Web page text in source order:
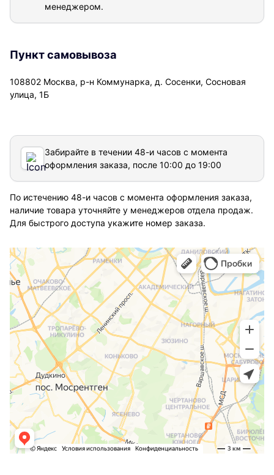
менеджером.
Пункт самовывоза
108802 Москва, р-н Коммунарка, д. Сосенки, Сосновая
улица, 1Б
Забирайте в течении 48-и часов с момента
оформления заказа, после 10:00 до 19:00
По истечению 48-и часов с момента оформления заказа,
наличие товара уточняйте у менеджеров отдела продаж.
Для быстрого доступа укажите номер заказа.